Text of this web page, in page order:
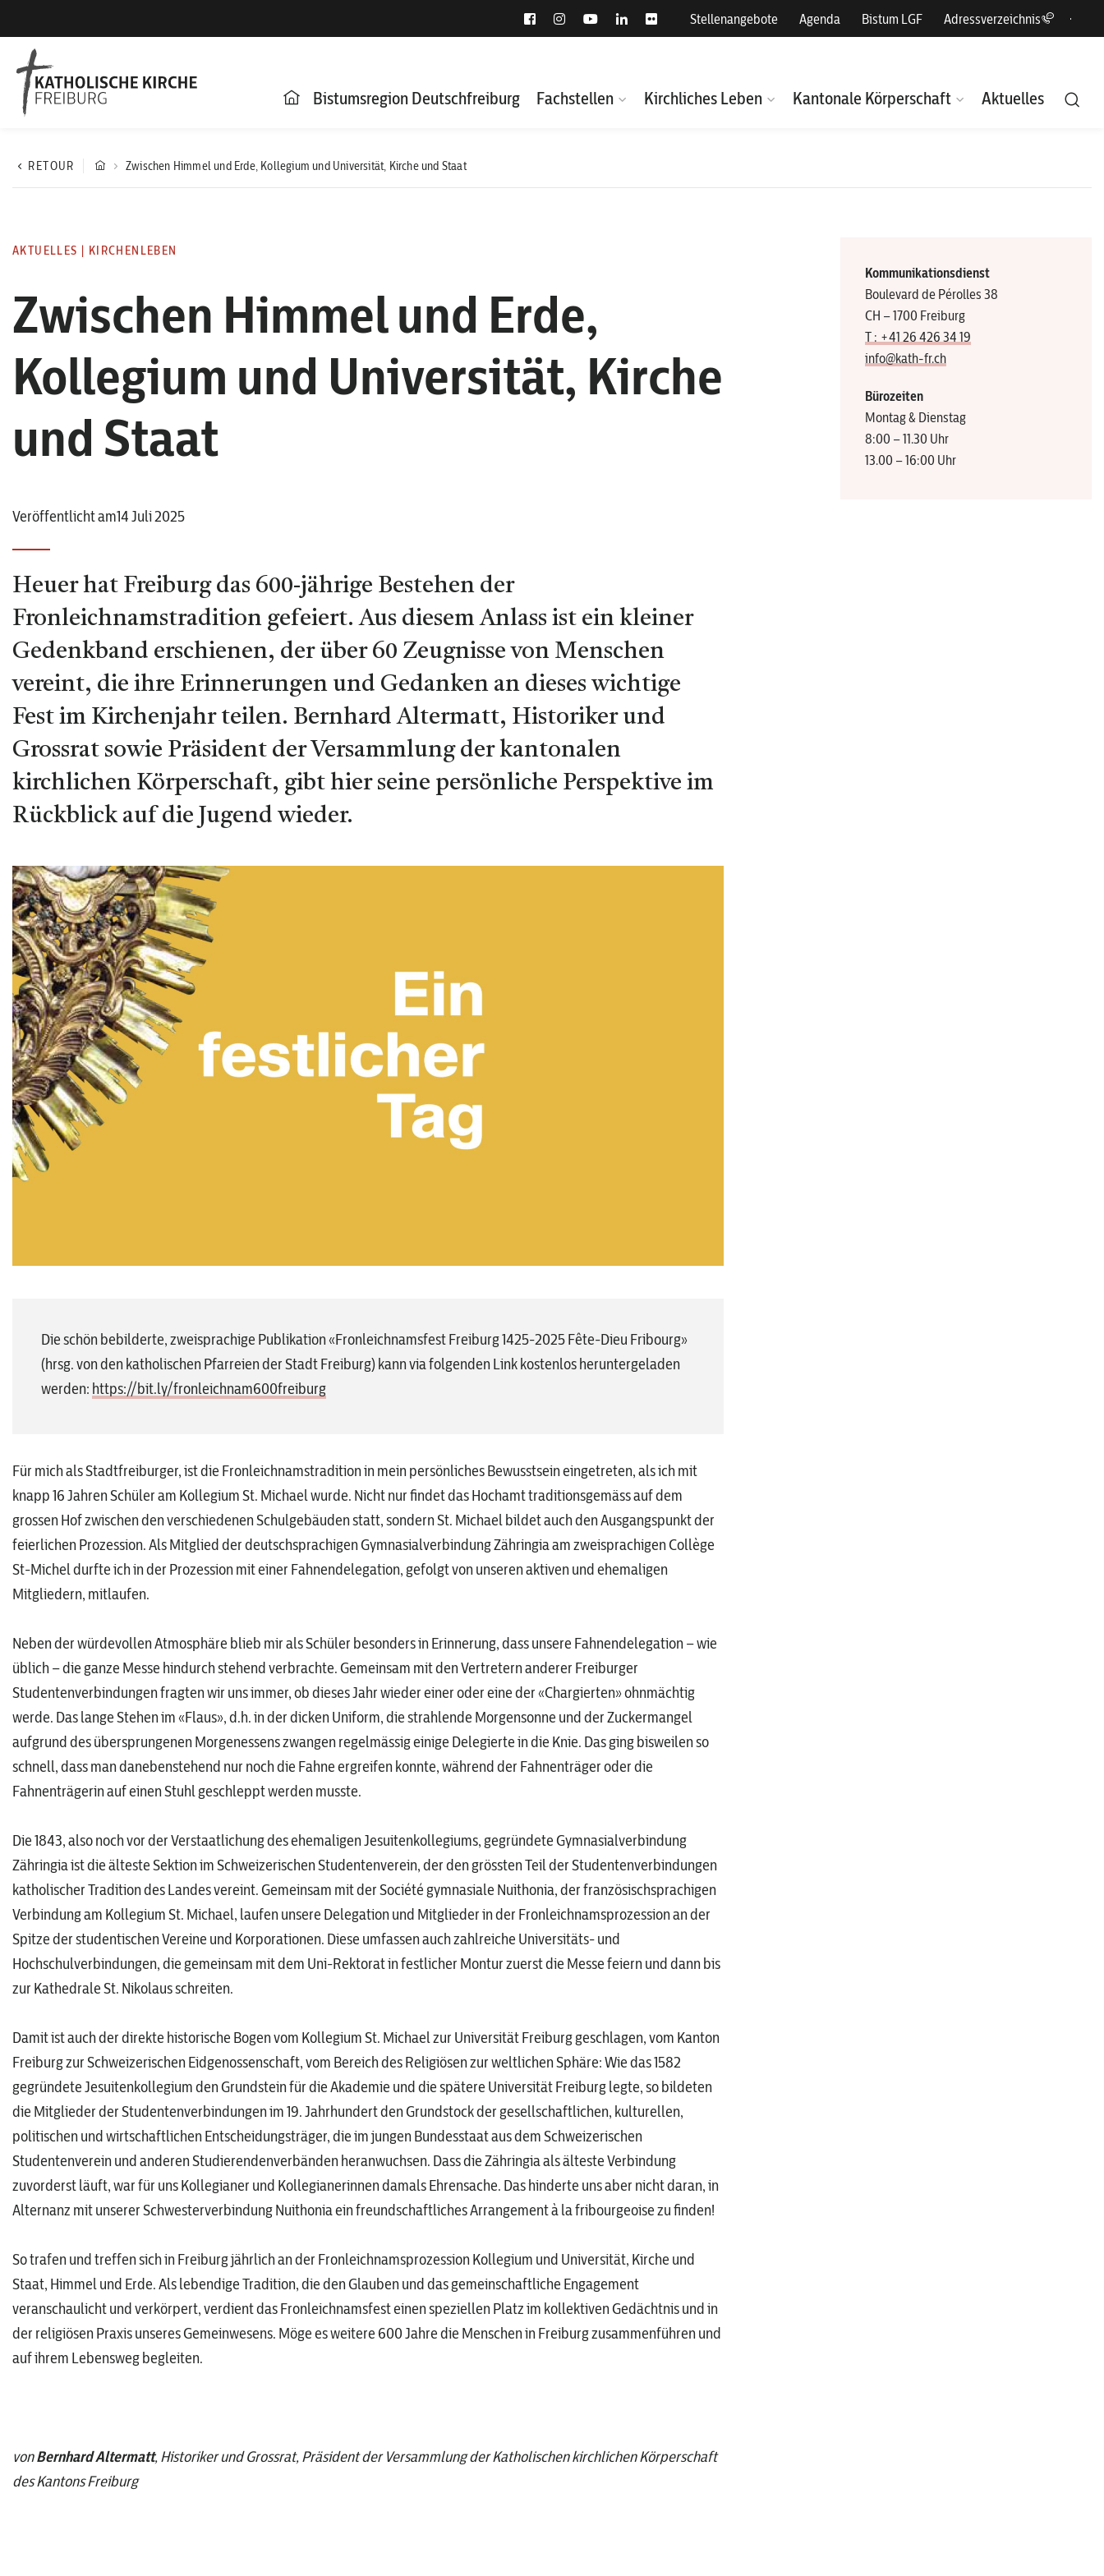
Stellenangebote Agenda Bistum LGF Adressverzeichnis
Bistumsregion Deutschfreiburg Fachstellen Kirchliches Leben Kantonale Körperschaft Aktuelles
RETOUR Zwischen Himmel und Erde, Kollegium und Universität, Kirche und Staat
AKTUELLES | KIRCHENLEBEN
Zwischen Himmel und Erde,
Kollegium und Universität, Kirche
und Staat
Veröffentlicht am14 Juli 2025
Heuer hat Freiburg das 600-jährige Bestehen der
Fronleichnamstradition gefeiert. Aus diesem Anlass ist ein kleiner
Gedenkband erschienen, der über 60 Zeugnisse von Menschen
vereint, die ihre Erinnerungen und Gedanken an dieses wichtige
Fest im Kirchenjahr teilen. Bernhard Altermatt, Historiker und
Grossrat sowie Präsident der Versammlung der kantonalen
kirchlichen Körperschaft, gibt hier seine persönliche Perspektive im
Rückblick auf die Jugend wieder.
Die schön bebilderte, zweisprachige Publikation «Fronleichnamsfest Freiburg 1425-2025 Fête-Dieu Fribourg»
(hrsg. von den katholischen Pfarreien der Stadt Freiburg) kann via folgenden Link kostenlos heruntergeladen
werden: https://bit.ly/fronleichnam600freiburg
Für mich als Stadtfreiburger, ist die Fronleichnamstradition in mein persönliches Bewusstsein eingetreten, als ich mit
knapp 16 Jahren Schüler am Kollegium St. Michael wurde. Nicht nur findet das Hochamt traditionsgemäss auf dem
grossen Hof zwischen den verschiedenen Schulgebäuden statt, sondern St. Michael bildet auch den Ausgangspunkt der
feierlichen Prozession. Als Mitglied der deutschsprachigen Gymnasialverbindung Zähringia am zweisprachigen Collège
St-Michel durfte ich in der Prozession mit einer Fahnendelegation, gefolgt von unseren aktiven und ehemaligen
Mitgliedern, mitlaufen.
Neben der würdevollen Atmosphäre blieb mir als Schüler besonders in Erinnerung, dass unsere Fahnendelegation – wie
üblich – die ganze Messe hindurch stehend verbrachte. Gemeinsam mit den Vertretern anderer Freiburger
Studentenverbindungen fragten wir uns immer, ob dieses Jahr wieder einer oder eine der «Chargierten» ohnmächtig
werde. Das lange Stehen im «Flaus», d.h. in der dicken Uniform, die strahlende Morgensonne und der Zuckermangel
aufgrund des übersprungenen Morgenessens zwangen regelmässig einige Delegierte in die Knie. Das ging bisweilen so
schnell, dass man danebenstehend nur noch die Fahne ergreifen konnte, während der Fahnenträger oder die
Fahnenträgerin auf einen Stuhl geschleppt werden musste.
Die 1843, also noch vor der Verstaatlichung des ehemaligen Jesuitenkollegiums, gegründete Gymnasialverbindung
Zähringia ist die älteste Sektion im Schweizerischen Studentenverein, der den grössten Teil der Studentenverbindungen
katholischer Tradition des Landes vereint. Gemeinsam mit der Société gymnasiale Nuithonia, der französischsprachigen
Verbindung am Kollegium St. Michael, laufen unsere Delegation und Mitglieder in der Fronleichnamsprozession an der
Spitze der studentischen Vereine und Korporationen. Diese umfassen auch zahlreiche Universitäts- und
Hochschulverbindungen, die gemeinsam mit dem Uni-Rektorat in festlicher Montur zuerst die Messe feiern und dann bis
zur Kathedrale St. Nikolaus schreiten.
Damit ist auch der direkte historische Bogen vom Kollegium St. Michael zur Universität Freiburg geschlagen, vom Kanton
Freiburg zur Schweizerischen Eidgenossenschaft, vom Bereich des Religiösen zur weltlichen Sphäre: Wie das 1582
gegründete Jesuitenkollegium den Grundstein für die Akademie und die spätere Universität Freiburg legte, so bildeten
die Mitglieder der Studentenverbindungen im 19. Jahrhundert den Grundstock der gesellschaftlichen, kulturellen,
politischen und wirtschaftlichen Entscheidungsträger, die im jungen Bundesstaat aus dem Schweizerischen
Studentenverein und anderen Studierendenverbänden heranwuchsen. Dass die Zähringia als älteste Verbindung
zuvorderst läuft, war für uns Kollegianer und Kollegianerinnen damals Ehrensache. Das hinderte uns aber nicht daran, in
Alternanz mit unserer Schwesterverbindung Nuithonia ein freundschaftliches Arrangement à la fribourgeoise zu finden!
So trafen und treffen sich in Freiburg jährlich an der Fronleichnamsprozession Kollegium und Universität, Kirche und
Staat, Himmel und Erde. Als lebendige Tradition, die den Glauben und das gemeinschaftliche Engagement
veranschaulicht und verkörpert, verdient das Fronleichnamsfest einen speziellen Platz im kollektiven Gedächtnis und in
der religiösen Praxis unseres Gemeinwesens. Möge es weitere 600 Jahre die Menschen in Freiburg zusammenführen und
auf ihrem Lebensweg begleiten.
vonBernhard Altermatt, Historiker und Grossrat, Präsident der Versammlung der Katholischen kirchlichen Körperschaft
des Kantons Freiburg
Kommunikationsdienst
Boulevard de Pérolles 38
CH – 1700 Freiburg
T : +41 26 426 34 19
info@kath-fr.ch
Bürozeiten
Montag & Dienstag
8:00 – 11.30 Uhr
13.00 – 16:00 Uhr